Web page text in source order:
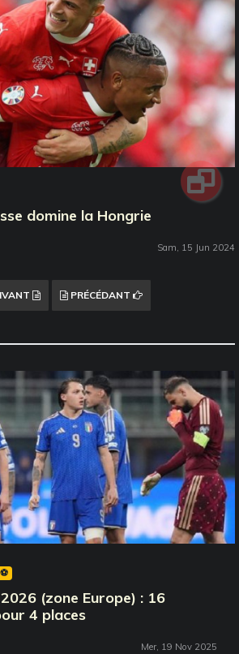
domine la Hongrie
Sam, 15 Jun 2024
PRÉCÉDANT
(zone Europe) : 16
4 places
Mer, 19 Nov 2025